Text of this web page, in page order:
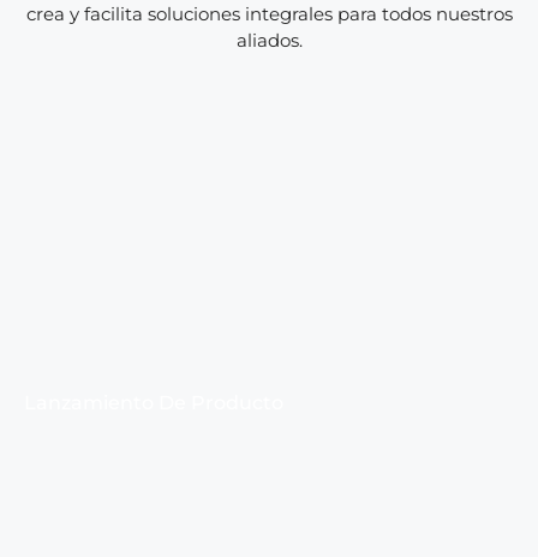
crea y facilita soluciones integrales para todos nuestros
aliados.